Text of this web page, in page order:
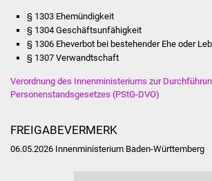
§ 1303 Ehemündigkeit
§ 1304 Geschäftsunfähigkeit
§ 1306 Eheverbot bei bestehender Ehe oder
§ 1307 Verwandtschaft
Verordnung des Innenministeriums zur
Personenstandsgesetzes (PStG-DVO)
FREIGABEVERMERK
06.05.2026 Innenministerium Baden-Württemberg